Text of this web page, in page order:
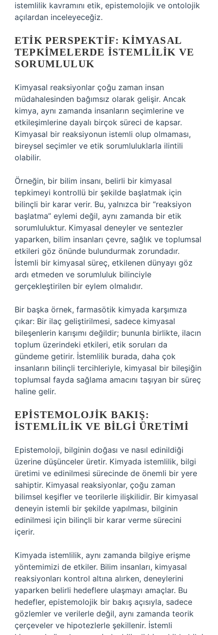
istemlilik kavramını etik, epistemolojik ve ontolojik
açılardan inceleyeceğiz.
ETIK PERSPEKTIF: KIMYASAL
TEPKIMELERDE İSTEMLILIK VE
SORUMLULUK
Kimyasal reaksiyonlar çoğu zaman insan
müdahalesinden bağımsız olarak gelişir. Ancak
kimya, aynı zamanda insanların seçimlerine ve
etkileşimlerine dayalı birçok süreci de kapsar.
Kimyasal bir reaksiyonun istemli olup olmaması,
bireysel seçimler ve etik sorumluluklarla ilintili
olabilir.
Örneğin, bir bilim insanı, belirli bir kimyasal
tepkimeyi kontrollü bir şekilde başlatmak için
bilinçli bir karar verir. Bu, yalnızca bir “reaksiyon
başlatma” eylemi değil, aynı zamanda bir etik
sorumluluktur. Kimyasal deneyler ve sentezler
yaparken, bilim insanları çevre, sağlık ve toplumsal
etkileri göz önünde bulundurmak zorundadır.
İstemli bir kimyasal süreç, etkilenen dünyayı göz
ardı etmeden ve sorumluluk bilinciyle
gerçekleştirilen bir eylem olmalıdır.
Bir başka örnek, farmasötik kimyada karşımıza
çıkar: Bir ilaç geliştirilmesi, sadece kimyasal
bileşenlerin karışımı değildir; bununla birlikte, ilacın
toplum üzerindeki etkileri, etik soruları da
gündeme getirir. İstemlilik burada, daha çok
insanların bilinçli tercihleriyle, kimyasal bir bileşiğin
toplumsal fayda sağlama amacını taşıyan bir süreç
haline gelir.
EPISTEMOLOJIK BAKIŞ:
İSTEMLILIK VE BILGI ÜRETIMI
Epistemoloji, bilginin doğası ve nasıl edinildiği
üzerine düşünceler üretir. Kimyada istemlilik, bilgi
üretimi ve edinilmesi sürecinde de önemli bir yere
sahiptir. Kimyasal reaksiyonlar, çoğu zaman
bilimsel keşifler ve teorilerle ilişkilidir. Bir kimyasal
deneyin istemli bir şekilde yapılması, bilginin
edinilmesi için bilinçli bir karar verme sürecini
içerir.
Kimyada istemlilik, aynı zamanda bilgiye erişme
yöntemimizi de etkiler. Bilim insanları, kimyasal
reaksiyonları kontrol altına alırken, deneylerini
yaparken belirli hedeflere ulaşmayı amaçlar. Bu
hedefler, epistemolojik bir bakış açısıyla, sadece
gözlemler ve verilerle değil, aynı zamanda teorik
çerçeveler ve hipotezlerle şekillenir. İstemli